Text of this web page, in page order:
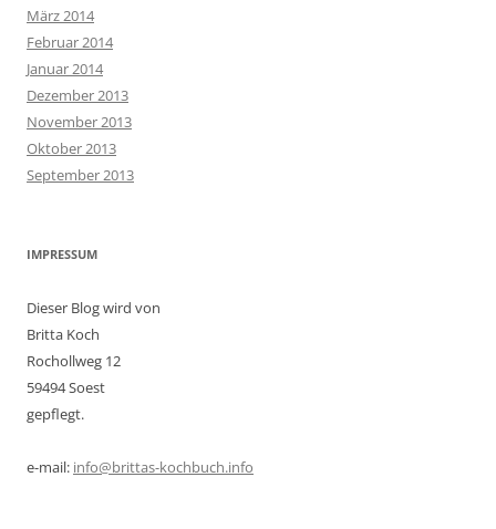
März 2014
Februar 2014
Januar 2014
Dezember 2013
November 2013
Oktober 2013
September 2013
IMPRESSUM
Dieser Blog wird von
Britta Koch
Rochollweg 12
59494 Soest
gepflegt.
e-mail: info@brittas-kochbuch.info